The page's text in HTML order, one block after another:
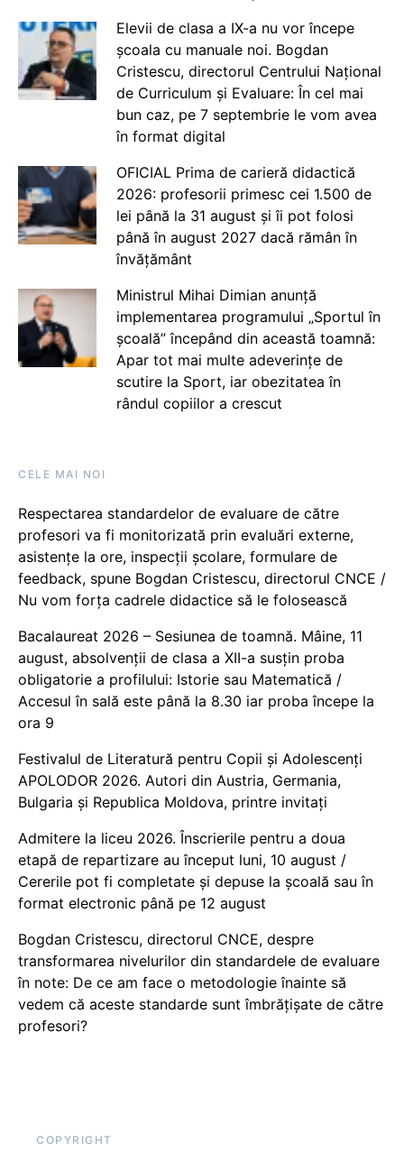
Elevii de clasa a IX-a nu vor începe
școala cu manuale noi. Bogdan
Cristescu, directorul Centrului Național
de Curriculum și Evaluare: În cel mai
bun caz, pe 7 septembrie le vom avea
în format digital
OFICIAL Prima de carieră didactică
2026: profesorii primesc cei 1.500 de
lei până la 31 august și îi pot folosi
până în august 2027 dacă rămân în
învățământ
Ministrul Mihai Dimian anunță
implementarea programului „Sportul în
școală” începând din această toamnă:
Apar tot mai multe adeverințe de
scutire la Sport, iar obezitatea în
rândul copiilor a crescut
CELE MAI NOI
Respectarea standardelor de evaluare de către
profesori va fi monitorizată prin evaluări externe,
asistențe la ore, inspecții școlare, formulare de
feedback, spune Bogdan Cristescu, directorul CNCE /
Nu vom forța cadrele didactice să le folosească
Bacalaureat 2026 – Sesiunea de toamnă. Mâine, 11
august, absolvenții de clasa a XII-a susțin proba
obligatorie a profilului: Istorie sau Matematică /
Accesul în sală este până la 8.30 iar proba începe la
ora 9
Festivalul de Literatură pentru Copii și Adolescenți
APOLODOR 2026. Autori din Austria, Germania,
Bulgaria și Republica Moldova, printre invitați
Admitere la liceu 2026. Înscrierile pentru a doua
etapă de repartizare au început luni, 10 august /
Cererile pot fi completate și depuse la școală sau în
format electronic până pe 12 august
Bogdan Cristescu, directorul CNCE, despre
transformarea nivelurilor din standardele de evaluare
în note: De ce am face o metodologie înainte să
vedem că aceste standarde sunt îmbrățișate de către
profesori?
COPYRIGHT